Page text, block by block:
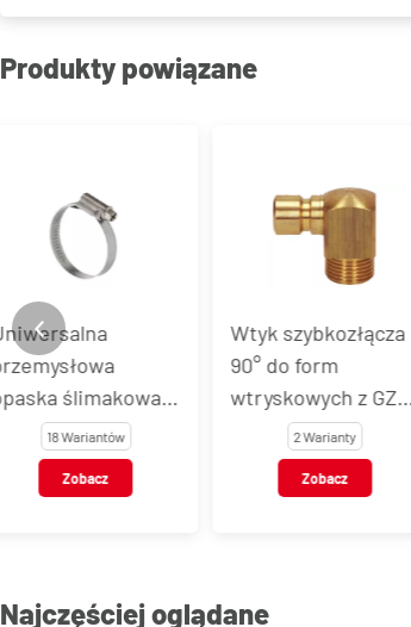
Produkty powiązane
Wtyk szybkozłącza
90° do form
wtryskowych z GZ
bez zaworu, DYROS
seria 40
2 Warianty
Zobacz
Wtyk
do form
wtryskowych z
bez zaworu,
seria 40
4 Warianty
Zobacz
Najczęściej oglądane